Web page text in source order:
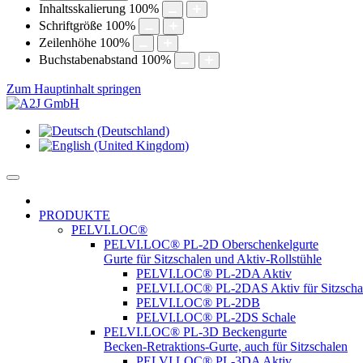
Inhaltsskalierung 100%
Schriftgröße 100%
Zeilenhöhe 100%
Buchstabenabstand 100%
Zum Hauptinhalt springen
PRODUKTE
PELVI.LOC®
PELVI.LOC® PL-2D Oberschenkelgurte
Gurte für Sitzschalen und Aktiv-Rollstühle
PELVI.LOC® PL-2DA Aktiv
PELVI.LOC® PL-2DAS Aktiv für
PELVI.LOC® PL-2DB
PELVI.LOC® PL-2DS Schale
PELVI.LOC® PL-3D Beckengurte
Becken-Retraktions-Gurte, auch für Sitzschalen